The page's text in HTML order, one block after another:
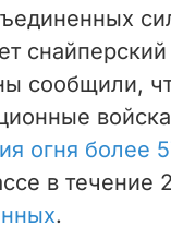
сообщили,
огня более
в течение
.